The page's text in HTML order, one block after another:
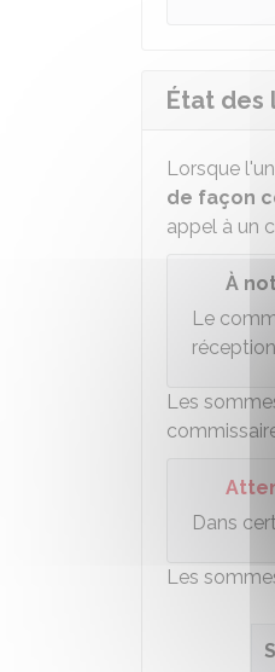
État
Lorsque
de façon
appel à un
À
Le
Les
Dans
Les